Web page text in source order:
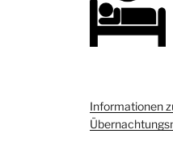
Informationen